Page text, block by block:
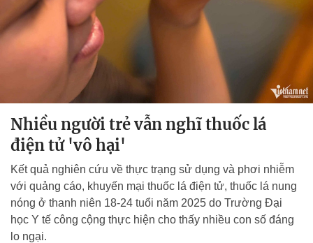
Nhiều người trẻ vẫn nghĩ thuốc lá
điện tử 'vô hại'
Kết quả nghiên cứu về thực trạng sử dụng và phơi nhiễm
với quảng cáo, khuyến mại thuốc lá điện tử, thuốc lá nung
nóng ở thanh niên 18-24 tuổi năm 2025 do Trường Đại
học Y tế công cộng thực hiện cho thấy nhiều con số đáng
lo ngại.